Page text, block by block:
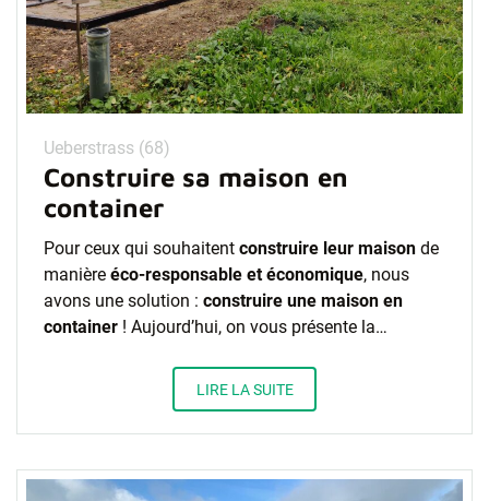
Ueberstrass (68)
Construire sa maison en
container
Pour ceux qui souhaitent construire leur maison de
manière éco-responsabl e et économique, nous
avons une solution : construire une maison en
container ! Aujourd’hui, on vous présente la…
LIRE LA SUITE